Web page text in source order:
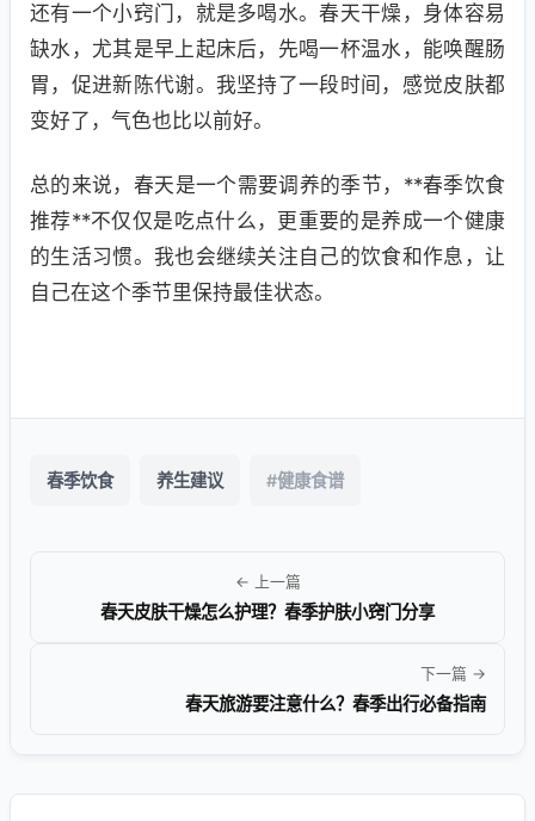
还有一个小窍门，就是多喝水。春天干燥，身体容易
缺水，尤其是早上起床后，先喝一杯温水，能唤醒肠
胃，促进新陈代谢。我坚持了一段时间，感觉皮肤都
变好了，气色也比以前好。
总的来说，春天是一个需要调养的季节，**春季饮食
推荐**不仅仅是吃点什么，更重要的是养成一个健康
的生活习惯。我也会继续关注自己的饮食和作息，让
自己在这个季节里保持最佳状态。
春季饮食 养生建议 #健康食谱
← 上一篇
春天皮肤干燥怎么护理？春季护肤小窍门分享
下一篇 →
春天旅游要注意什么？春季出行必备指南